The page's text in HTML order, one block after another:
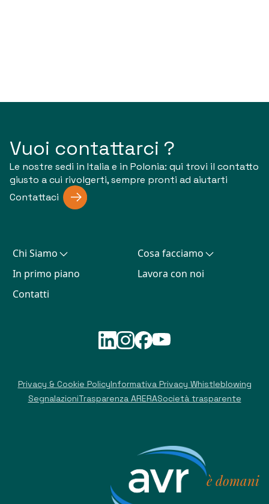
Vuoi contattarci ?
Le nostre sedi in Italia e in Polonia: qui trovi il contatto
giusto a cui rivolgerti, sempre pronti ad aiutarti
Contattaci
Chi Siamo
In primo piano
Contatti
Cosa facciamo
Lavora con noi
Privacy & Cookie PolicyInformativa Privacy Whistleblowing
SegnalazioniTrasparenza ARERASocietà trasparente
è domani